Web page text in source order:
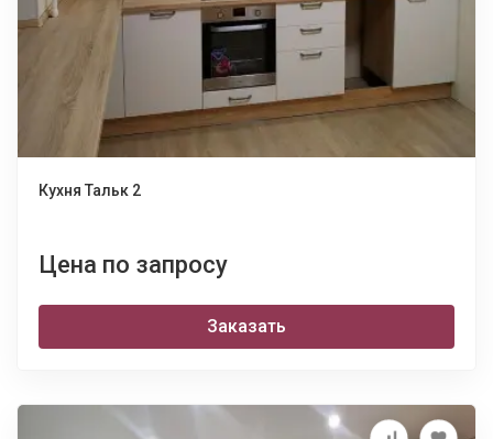
Кухня Тальк 2
Цена по запросу
Заказать